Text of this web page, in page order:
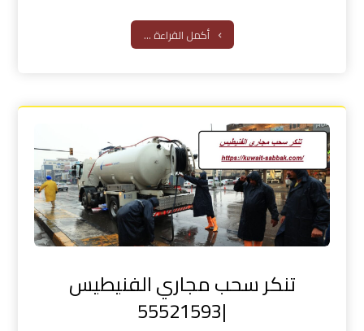
أكمل القراءة ...
تنكر سحب مجاري الفنيطيس
|55521593